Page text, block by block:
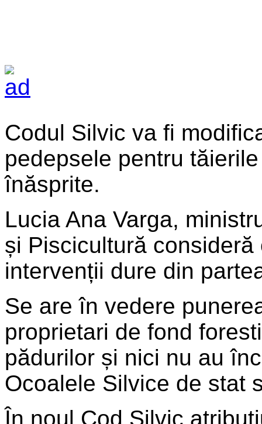
Codul Silvic va fi
pedepsele pentru
înăsprite.
Lucia Ana Varga,
și Piscicultură
intervenții dure din
Se are în vedere
proprietari de fond
pădurilor și nici nu au
Ocoalele Silvice de stat
În noul Cod Silvic